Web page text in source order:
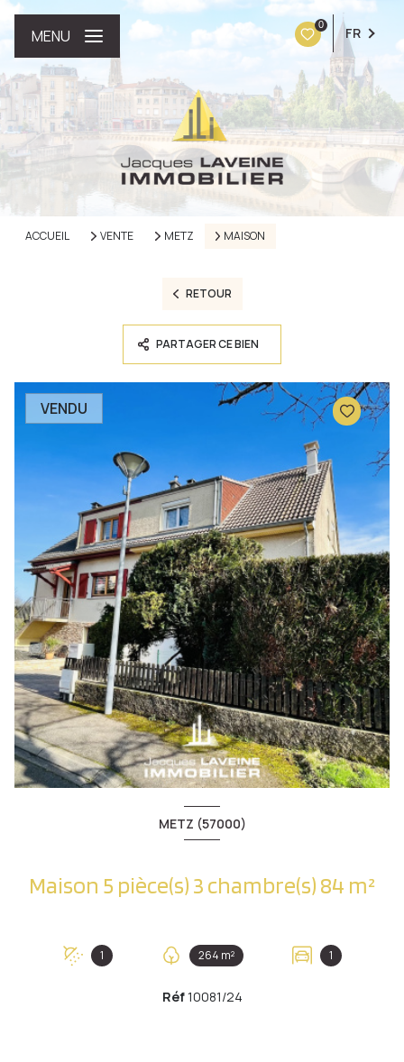
0 FR
MENU
ACCUEIL VENTE METZ MAISON
RETOUR
PARTAGER CE BIEN
VENDU
METZ (57000)
Maison 5 pièce(s) 3 chambre(s) 84 m²
1 264 m² 1
Réf10081/24